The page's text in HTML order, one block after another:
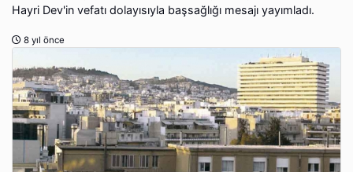
Hayri Dev'in vefatı dolayısıyla başsağlığı mesajı yayımladı.
8 yıl önce